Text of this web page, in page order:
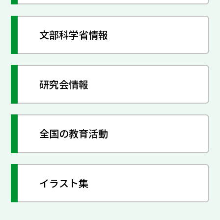
文部科学省情報
研究会情報
全国の教育活動
イラスト集